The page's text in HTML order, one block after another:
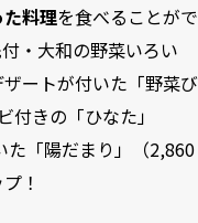
料理を食べることがで
・大和の野菜いろい
ートが付いた「野菜び
きの「ひなた」
た「陽だまり」（2,860
！